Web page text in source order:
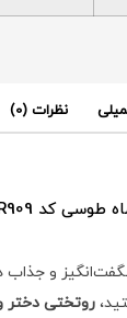
نظرات (0)
و جذاب
روتختی